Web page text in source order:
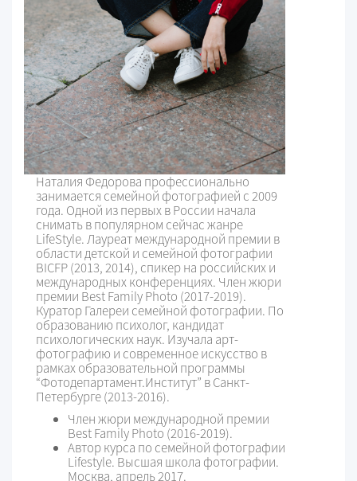
Наталия Федорова профессионально
занимается семейной фотографией с 2009
года. Одной из первых в России начала
снимать в популярном сейчас жанре
LifeStyle. Лауреат международной премии в
области детской и семейной фотографии
BICFP (2013, 2014), спикер на российских и
международных конференциях. Член жюри
премии Best Family Photo (2017-2019).
Куратор Галереи семейной фотографии. По
образованию психолог, кандидат
психологических наук. Изучала арт-
фотографию и современное искусство в
рамках образовательной программы
“Фотодепартамент.Институт” в Санкт-
Петербурге (2013-2016).
Член жюри международной премии
Best Family Photo (2016-2019).
Автор курса по семейной фотографии
Lifestyle. Высшая школа фотографии.
Москва, апрель 2017.